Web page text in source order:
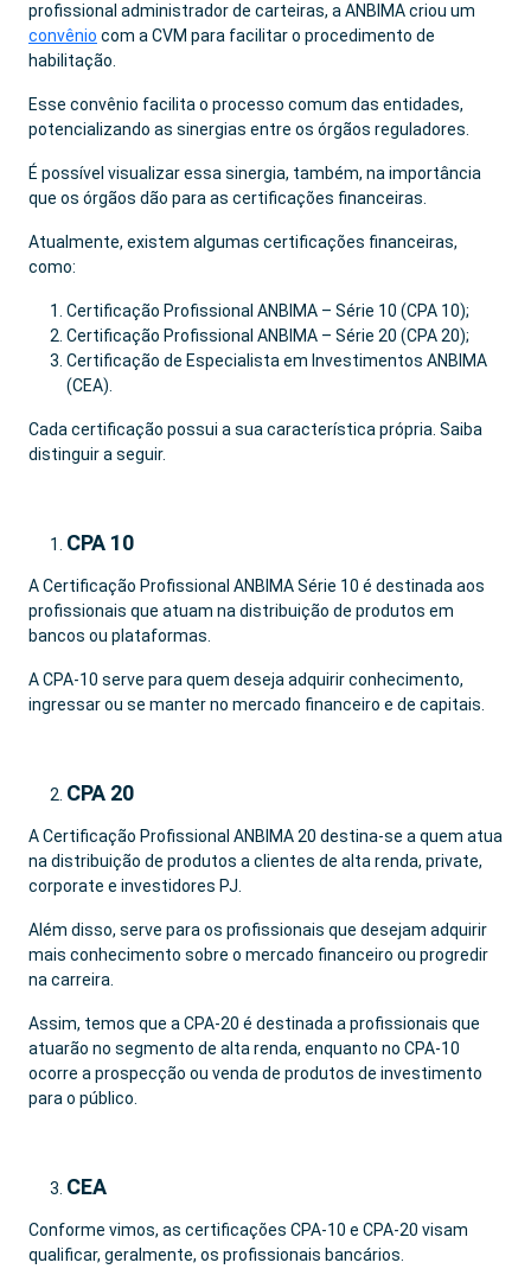
profissional administrador de carteiras, a ANBIMA criou um
convênio com a CVM para facilitar o procedimento de
habilitação.
Esse convênio facilita o processo comum das entidades,
potencializando as sinergias entre os órgãos reguladores.
É possível visualizar essa sinergia, também, na importância
que os órgãos dão para as certificações financeiras.
Atualmente, existem algumas certificações financeiras,
como:
Certificação Profissional ANBIMA – Série 10 (CPA 10);
Certificação Profissional ANBIMA – Série 20 (CPA 20);
Certificação de Especialista em Investimentos ANBIMA
(CEA).
Cada certificação possui a sua característica própria. Saiba
distinguir a seguir.
CPA 10
A Certificação Profissional ANBIMA Série 10 é destinada aos
profissionais que atuam na distribuição de produtos em
bancos ou plataformas.
A CPA-10 serve para quem deseja adquirir conhecimento,
ingressar ou se manter no mercado financeiro e de capitais.
CPA 20
A Certificação Profissional ANBIMA 20 destina-se a quem atua
na distribuição de produtos a clientes de alta renda, private,
corporate e investidores PJ.
Além disso, serve para os profissionais que desejam adquirir
mais conhecimento sobre o mercado financeiro ou progredir
na carreira.
Assim, temos que a CPA-20 é destinada a profissionais que
atuarão no segmento de alta renda, enquanto no CPA-10
ocorre a prospecção ou venda de produtos de investimento
para o público.
CEA
Conforme vimos, as certificações CPA-10 e CPA-20 visam
qualificar, geralmente, os profissionais bancários.